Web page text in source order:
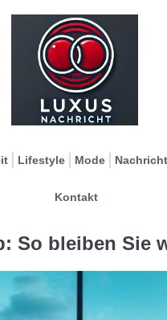
Lifestyle Mode
Kontakt
So bleiben Sie